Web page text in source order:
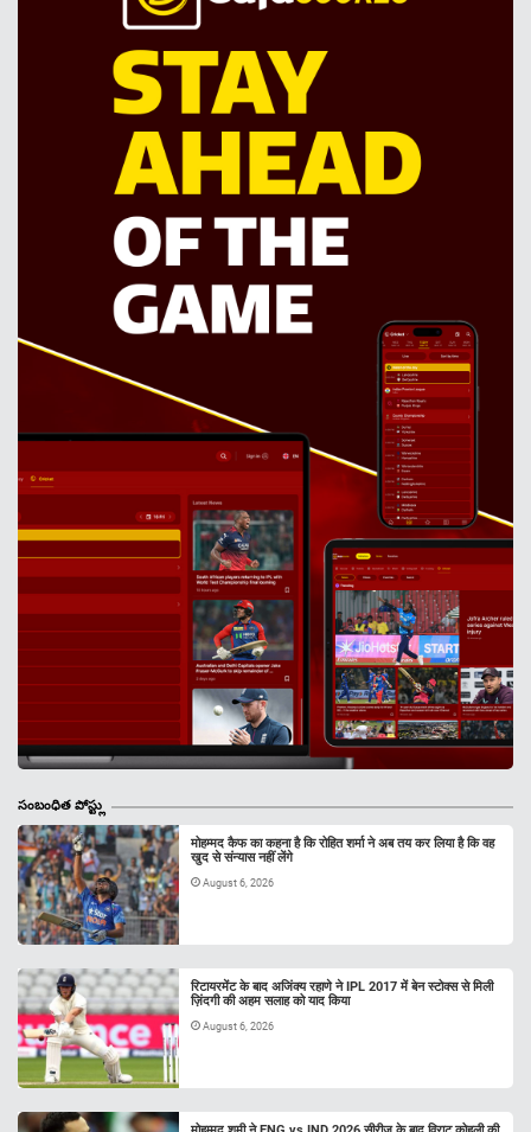
సంబంధిత పోస్ట్లు
मोहम्मद कैफ का कहना है कि रोहित शर्मा ने अब तय कर लिया है कि वह
खुद से संन्यास नहीं लेंगे
August 6, 2026
रिटायरमेंट के बाद अजिंक्य रहाणे ने IPL 2017 में बेन स्टोक्स से मिली
ज़िंदगी की अहम सलाह को याद किया
August 6, 2026